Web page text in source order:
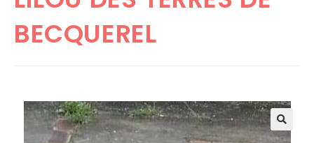
BECQUEREL
🔍